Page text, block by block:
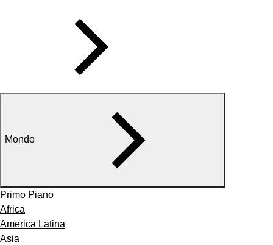
Mondo
Primo Piano
Africa
America Latina
Asia